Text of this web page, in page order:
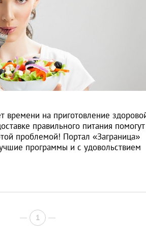
времени на приготовление
правильного питания помогут
проблемой! Портал «Заграница»
программы и с удовольствием
1